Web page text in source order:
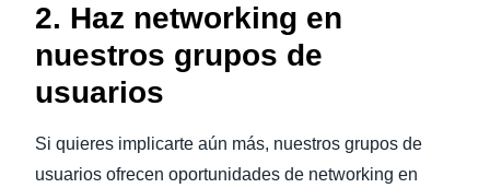
2. Haz networking en
nuestros grupos de
usuarios
Si quieres implicarte aún más, nuestros grupos de
usuarios ofrecen oportunidades de networking en